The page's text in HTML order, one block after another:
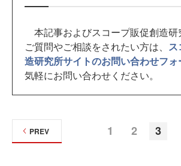
本記事およびスコープ販促創造研
ご質問やご相談をされたい方は、
造研究所サイトのお問い合わせフォ
気軽にお問い合わせください。
1 2 3
PREV